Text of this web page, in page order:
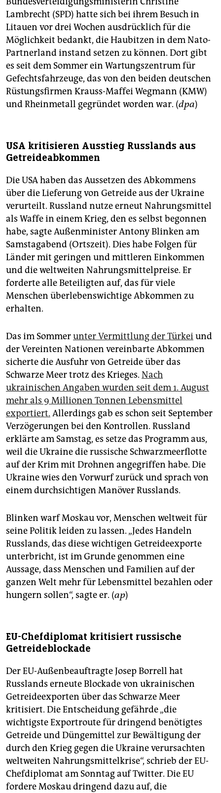
Lambrecht (SPD) hatte sich bei ihrem Besuch in
Litauen vor drei Wochen ausdrücklich für die
Möglichkeit bedankt, die Haubitzen in dem Nato-
Partnerland instand setzen zu können. Dort gibt
es seit dem Sommer ein Wartungszentrum für
Gefechtsfahrzeuge, das von den beiden deutschen
Rüstungsfirmen Krauss-Maffei Wegmann (KMW)
und Rheinmetall gegründet worden war. (dpa)
USA kritisieren Ausstieg Russlands aus
Getreideabkommen
Die USA haben das Aussetzen des Abkommens
über die Lieferung von Getreide aus der Ukraine
verurteilt. Russland nutze erneut Nahrungsmittel
als Waffe in einem Krieg, den es selbst begonnen
habe, sagte Außenminister Antony Blinken am
Samstagabend (Ortszeit). Dies habe Folgen für
Länder mit geringen und mittleren Einkommen
und die weltweiten Nahrungsmittelpreise. Er
forderte alle Beteiligten auf, das für viele
Menschen überlebenswichtige Abkommen zu
erhalten.
Das im Sommerunter Vermittlung der Türkeiund
der Vereinten Nationen vereinbarte Abkommen
sicherte die Ausfuhr von Getreide über das
Schwarze Meer trotz des Krieges. Nach
ukrainischen Angaben wurden seit dem 1. August
mehr als 9 Millionen Tonnen Lebensmittel
exportiert. Allerdings gab es schon seit September
Verzögerungen bei den Kontrollen. Russland
erklärte am Samstag, es setze das Programm aus,
weil die Ukraine die russische Schwarzmeerflotte
auf der Krim mit Drohnen angegriffen habe. Die
Ukraine wies den Vorwurf zurück und sprach von
einem durchsichtigen Manöver Russlands.
Blinken warf Moskau vor, Menschen weltweit für
seine Politik leiden zu lassen. „Jedes Handeln
Russlands, das diese wichtigen Getreideexporte
unterbricht, ist im Grunde genommen eine
Aussage, dass Menschen und Familien auf der
ganzen Welt mehr für Lebensmittel bezahlen oder
hungern sollen“, sagte er. (ap)
EU-Chefdiplomat kritisiert russische
Getreideblockade
Der EU-Außenbeauftragte Josep Borrell hat
Russlands erneute Blockade von ukrainischen
Getreideexporten über das Schwarze Meer
kritisiert. Die Entscheidung gefährde „die
wichtigste Exportroute für dringend benötigtes
Getreide und Düngemittel zur Bewältigung der
durch den Krieg gegen die Ukraine verursachten
weltweiten Nahrungsmittelkrise“, schrieb der EU-
Chefdiplomat am Sonntag auf Twitter. Die EU
fordere Moskau dringend dazu auf, die